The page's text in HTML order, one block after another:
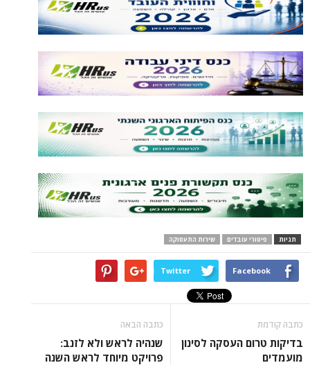
עובדים שירות התעסוקה
Twitter
העסקה לסינון
שנהיה לראש ולא לזנב:
פרויקט מיוחד לראש השנה